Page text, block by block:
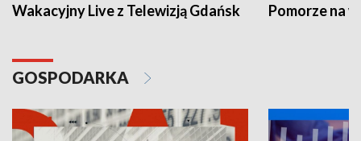
Wakacyjny Live z Telewizją Gdańsk Pomorze na
GOSPODARKA